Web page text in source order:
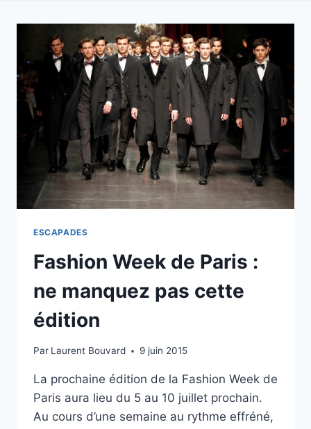
ESCAPADES
Fashion Week de Paris :
ne manquez pas cette
édition
Par Laurent Bouvard 9 juin 2015
La prochaine édition de la Fashion Week de
Paris aura lieu du 5 au 10 juillet prochain.
Au cours d’une semaine au rythme effréné,